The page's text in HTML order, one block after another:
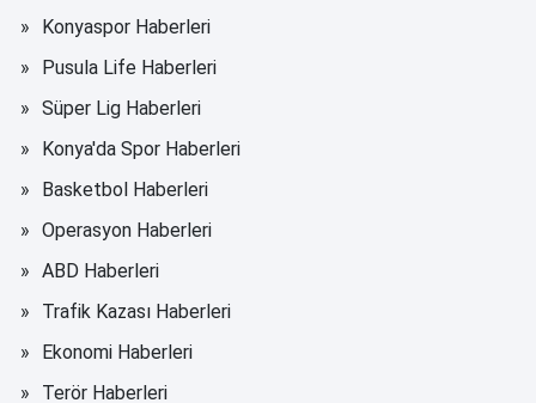
Konyaspor Haberleri
Pusula Life Haberleri
Süper Lig Haberleri
Konya'da Spor Haberleri
Basketbol Haberleri
Operasyon Haberleri
ABD Haberleri
Trafik Kazası Haberleri
Ekonomi Haberleri
Terör Haberleri